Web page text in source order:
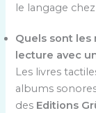
le langage
Quels sont les
lecture avec
Les livres
albums
des Editions